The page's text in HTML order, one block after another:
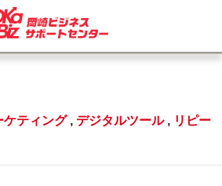
ケティング, デジタルツール, リピー